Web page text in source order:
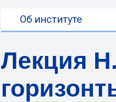
Об институте
Лекция